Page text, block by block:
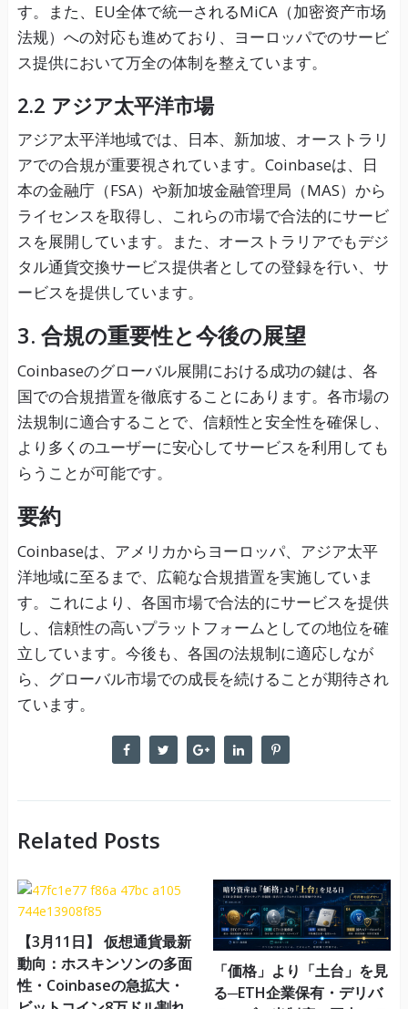
す。また、EU全体で統一されるMiCA（加密资产市场
法规）への対応も進めており、ヨーロッパでのサービ
ス提供において万全の体制を整えています。
2.2 アジア太平洋市場
アジア太平洋地域では、日本、新加坡、オーストラリ
アでの合規が重要視されています。Coinbaseは、日
本の金融庁（FSA）や新加坡金融管理局（MAS）から
ライセンスを取得し、これらの市場で合法的にサービ
スを展開しています。また、オーストラリアでもデジ
タル通貨交換サービス提供者としての登録を行い、サ
ービスを提供しています。
3. 合規の重要性と今後の展望
Coinbaseのグローバル展開における成功の鍵は、各
国での合規措置を徹底することにあります。各市場の
法規制に適合することで、信頼性と安全性を確保し、
より多くのユーザーに安心してサービスを利用しても
らうことが可能です。
要約
Coinbaseは、アメリカからヨーロッパ、アジア太平
洋地域に至るまで、広範な合規措置を実施していま
す。これにより、各国市場で合法的にサービスを提供
し、信頼性の高いプラットフォームとしての地位を確
立しています。今後も、各国の法規制に適応しなが
ら、グローバル市場での成長を続けることが期待され
ています。
Related Posts
【3月11日】 仮想通貨最新
動向：ホスキンソンの多面
性・Coinbaseの急拡大・
「価格」より「土台」を見
る─ETH企業保有・デリバ